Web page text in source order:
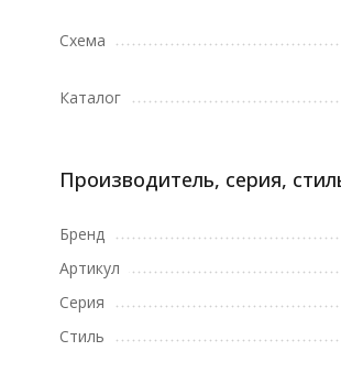
Схема
Каталог
Производитель, серия,
Бренд
Артикул
Серия
Стиль